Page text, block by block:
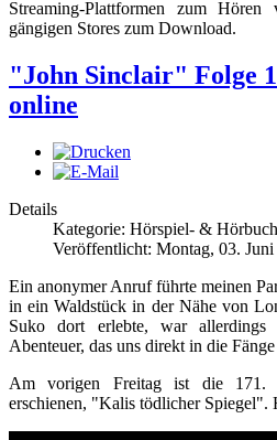
Streaming-Plattformen zum
gängigen Stores zum Download.
"John Sinclair" Folge
online
Details
Kategorie: Hörspiel- &
Veröffentlicht: Montag, 03.
Ein anonymer Anruf führte meinen
in ein Waldstück in der Nähe von
Suko dort erlebte, war
Abenteuer, das uns direkt in die
Am vorigen Freitag ist die 171.
erschienen, "Kalis tödlicher Spiegel".